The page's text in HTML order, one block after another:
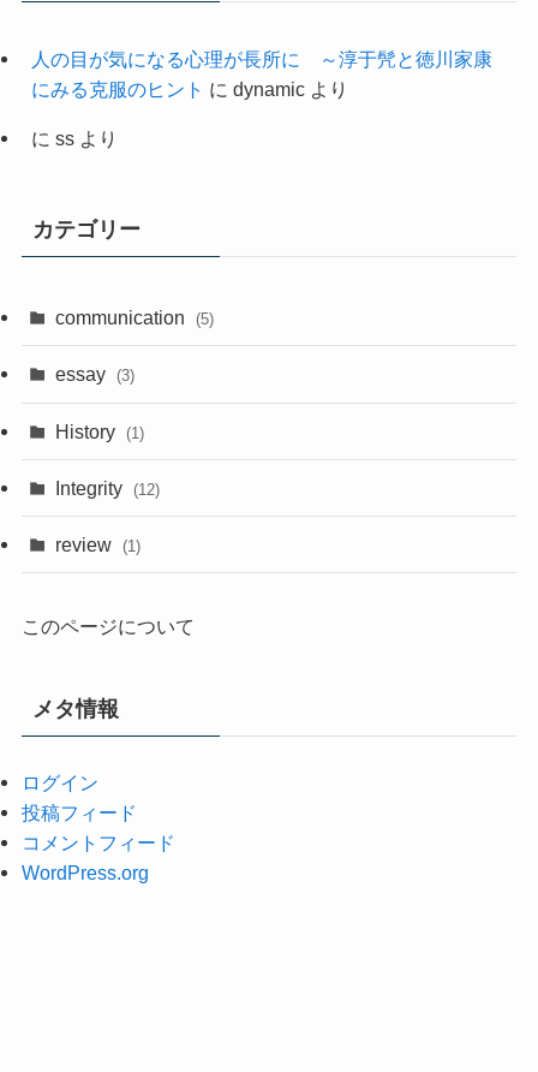
人の目が気になる心理が長所に ～淳于髠と徳川家康
にみる克服のヒント に dynamicより
に ssより
カテゴリー
communication (5)
essay (3)
History (1)
Integrity (12)
review (1)
このページについて
メタ情報
ログイン
投稿フィード
コメントフィード
WordPress.org